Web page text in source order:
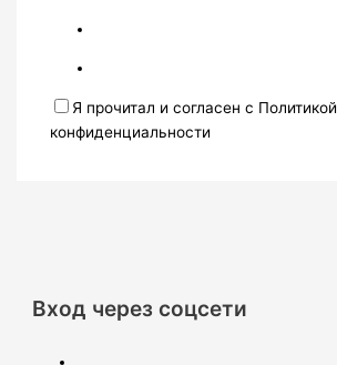
Я прочитал и согласен с Политикой
конфиденциальности
Вход через соцсети